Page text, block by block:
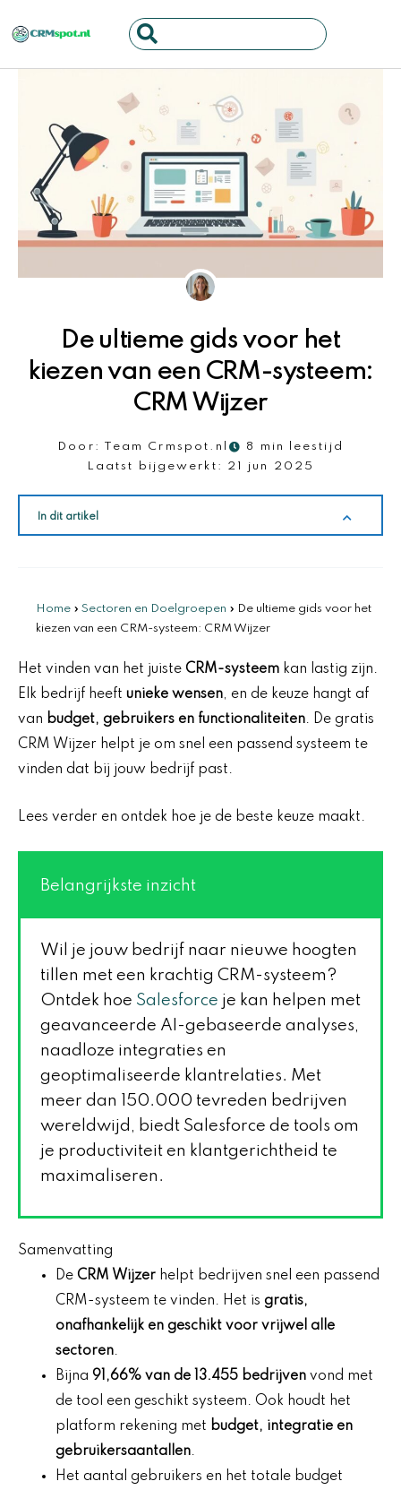
naar
inhoud
Search
...
De ultieme gids voor het
kiezen van een CRM-systeem:
CRM Wijzer
Door: Team Crmspot.nl
8 min leestijd
Laatst bijgewerkt:
21 jun 2025
In dit artikel
Home » Sectoren en Doelgroepen » De ultieme gids voor het
kiezen van een CRM-systeem: CRM Wijzer
Het vinden van het juiste CRM-systeem kan lastig zijn.
Elk bedrijf heeft unieke wensen, en de keuze hangt af
van budget, gebruikers en functionaliteiten. De gratis
CRM Wijzer helpt je om snel een passend systeem te
vinden dat bij jouw bedrijf past.
Lees verder en ontdek hoe je de beste keuze maakt.
Belangrijkste inzicht
Wil je jouw bedrijf naar nieuwe hoogten
tillen met een krachtig CRM-systeem?
Ontdek hoe Salesforce je kan helpen met
geavanceerde AI-gebaseerde analyses,
naadloze integraties en
geoptimaliseerde klantrelaties. Met
meer dan 150.000 tevreden bedrijven
wereldwijd, biedt Salesforce de tools om
je productiviteit en klantgerichtheid te
maximaliseren.
Samenvatting
De CRM Wijzer helpt bedrijven snel een passend
CRM-systeem te vinden. Het is gratis,
onafhankelijk en geschikt voor vrijwel alle
sectoren.
Bijna 91,66% van de 13.455 bedrijven vond met
de tool een geschikt systeem. Ook houdt het
platform rekening met budget, integratie en
gebruikersaantallen.
Het aantal gebruikers en het totale budget